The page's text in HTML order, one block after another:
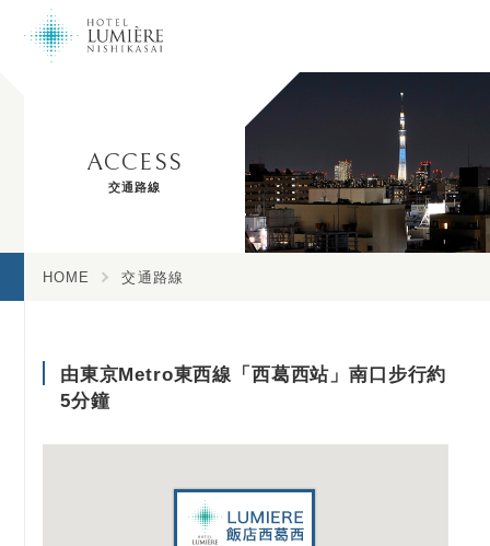
交通路線 | 除了通往台場、東京國際展示場（Big Sight）等灣岸地區的交
通連結便利之外，住宿費用相當划算，無論是來東京商辦還是旅行，本飯
ACCESS
交通路線
HOME 交通路線
由東京Metro東西線「西葛西站」南口步行約
5分鐘